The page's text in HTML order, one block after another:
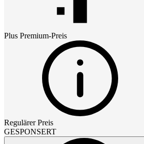
Plus Premium-Preis
Regulärer Preis
GESPONSERT